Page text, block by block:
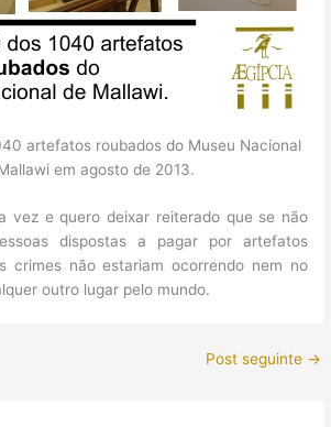
artefatos roubados do Museu Nacional
em agosto de 2013.
vez e quero deixar reiterado que se não
dispostas a pagar por artefatos
crimes não estariam ocorrendo nem no
outro lugar pelo mundo.
Post seguinte →